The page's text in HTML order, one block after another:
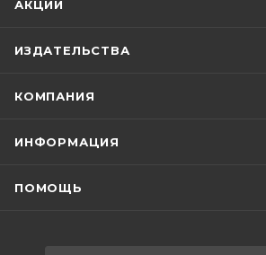
АКЦИИ
ИЗДАТЕЛЬСТВА
КОМПАНИЯ
ИНФОРМАЦИЯ
ПОМОЩЬ